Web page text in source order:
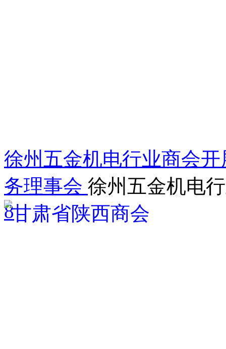
徐州五金机电行业商会
务理事会 徐州五金机电
8